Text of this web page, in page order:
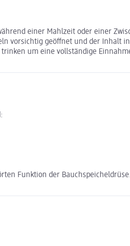
einer Mahlzeit oder einer
vorsichtig geöffnet und der Inhalt
um eine vollständige
Funktion der Bauchspeicheldrüse.